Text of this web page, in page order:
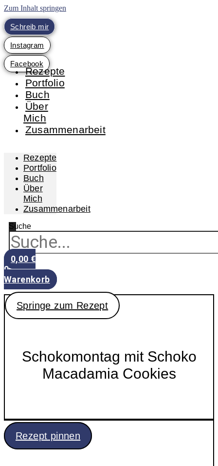
Zum Inhalt springen
Schreib mir
Instagram
Facebook
Rezepte
Portfolio
Buch
Über
Mich
Zusammenarbeit
Rezepte
Portfolio
Buch
Über
Mich
Zusammenarbeit
Suche
0,00 €
0
Warenkorb
Springe zum Rezept
Schokomontag mit Schoko
Macadamia Cookies
Rezept pinnen